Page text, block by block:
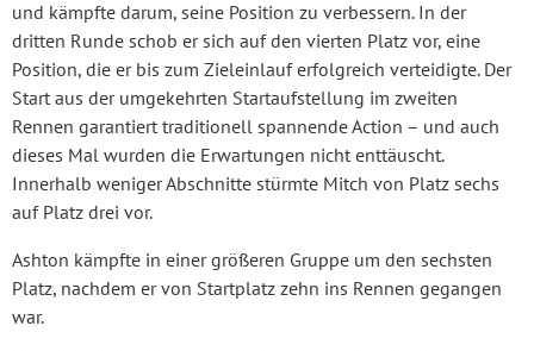
und kämpfte darum, seine Position zu verbessern. In der
dritten Runde schob er sich auf den vierten Platz vor, eine
Position, die er bis zum Zieleinlauf erfolgreich verteidigte. Der
Start aus der umgekehrten Startaufstellung im zweiten
Rennen garantiert traditionell spannende Action – und auch
dieses Mal wurden die Erwartungen nicht enttäuscht.
Innerhalb weniger Abschnitte stürmte Mitch von Platz sechs
auf Platz drei vor.
Ashton kämpfte in einer größeren Gruppe um den sechsten
Platz, nachdem er von Startplatz zehn ins Rennen gegangen
war.